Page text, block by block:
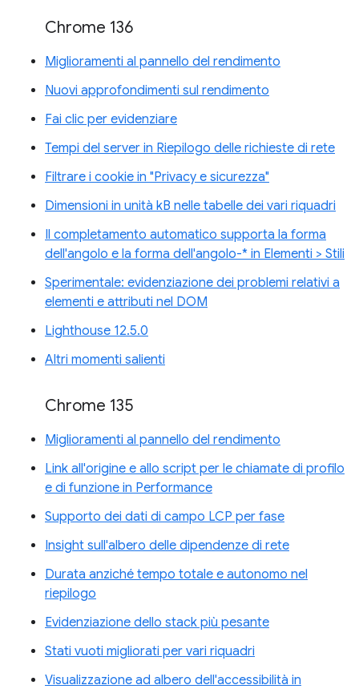
Chrome 136
Miglioramenti al pannello del rendimento
Nuovi approfondimenti sul rendimento
Fai clic per evidenziare
Tempi del server in Riepilogo delle richieste di rete
Filtrare i cookie in "Privacy e sicurezza"
Dimensioni in unità kB nelle tabelle dei vari riquadri
Il completamento automatico supporta la forma
dell'angolo e la forma dell'angolo-* in Elementi > Stili
Sperimentale: evidenziazione dei problemi relativi a
elementi e attributi nel DOM
Lighthouse 12.5.0
Altri momenti salienti
Chrome 135
Miglioramenti al pannello del rendimento
Link all'origine e allo script per le chiamate di profilo
e di funzione in Performance
Supporto dei dati di campo LCP per fase
Insight sull'albero delle dipendenze di rete
Durata anziché tempo totale e autonomo nel
riepilogo
Evidenziazione dello stack più pesante
Stati vuoti migliorati per vari riquadri
Visualizzazione ad albero dell'accessibilità in